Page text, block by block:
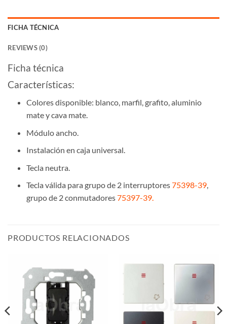
FICHA TÉCNICA
REVIEWS (0)
Ficha técnica
Características:
Colores disponible: blanco, marfil, grafito, aluminio
mate y cava mate.
Módulo ancho.
Instalación en caja universal.
Tecla neutra.
Tecla válida para grupo de 2 interruptores75398-39,
grupo de 2 conmutadores75397-39.
PRODUCTOS RELACIONADOS